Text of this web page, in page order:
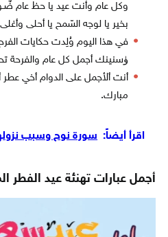
وكل عام وأنت عيد يا حظ عام
بخير يا لوجه السّمح يا أحلى
في هذا اليوم وُلِدت حكايات
ۈسنينك أجمل كل عام والفرحة
أنت ألأجمل على الدوام أخي
مبارك.
اقرأ أيضاً: سورة نوح وسبب
أجمل عبارات تهنئة عيد الفطر